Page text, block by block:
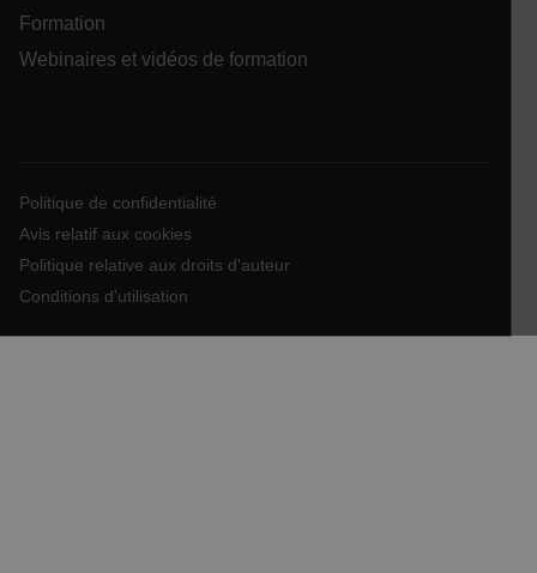
Formation
Webinaires et vidéos de formation
Politique de confidentialité
Avis relatif aux cookies
Politique relative aux droits d'auteur
Conditions d'utilisation